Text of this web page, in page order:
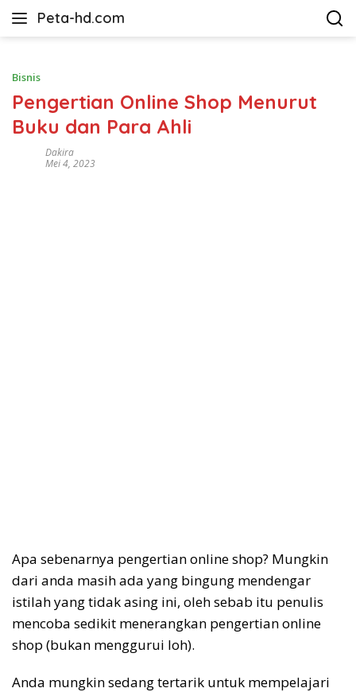
Peta-hd.com
Kumpulan
HD
Bisnis
Pengertian Online Shop Menurut
Buku dan Para Ahli
Dakira
Mei 4, 2023
Apa sebenarnya pengertian online shop? Mungkin
dari anda masih ada yang bingung mendengar
istilah yang tidak asing ini, oleh sebab itu penulis
mencoba sedikit menerangkan pengertian online
shop (bukan menggurui loh).
Anda mungkin sedang tertarik untuk mempelajari